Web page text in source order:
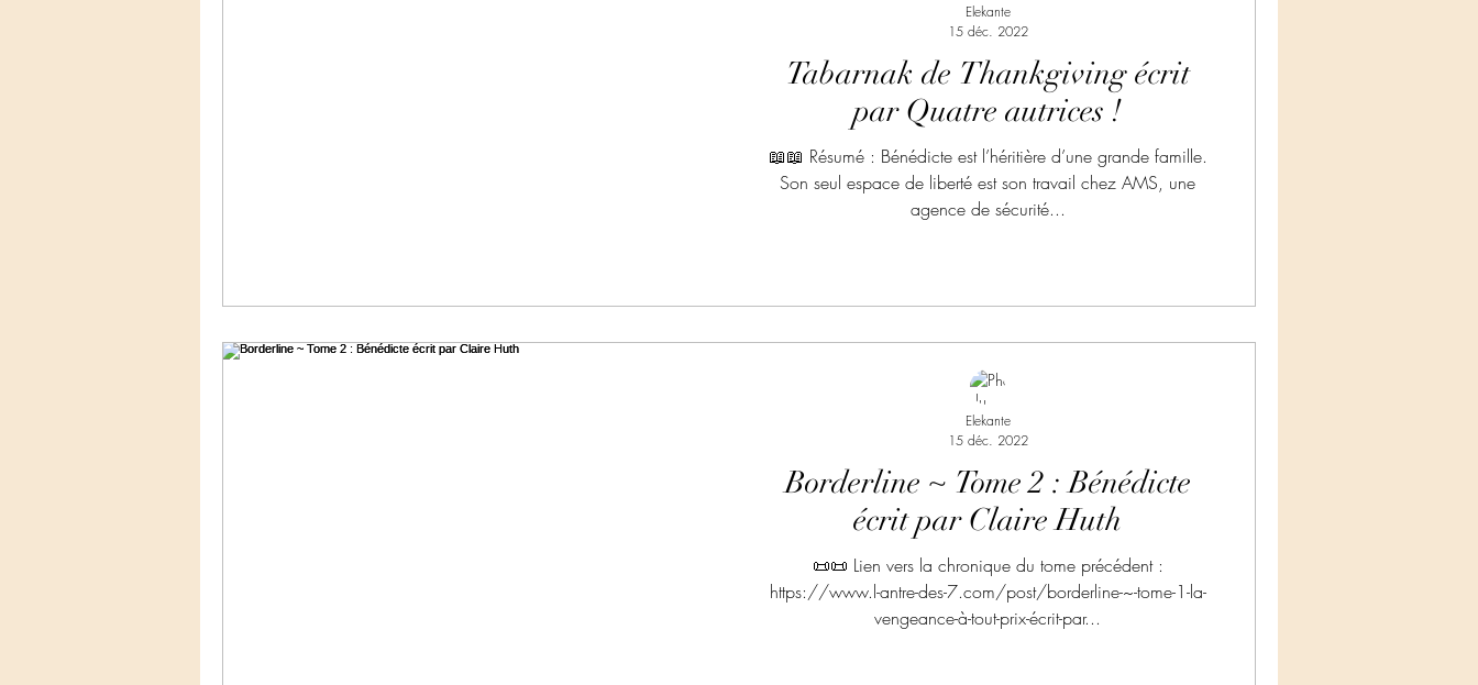
Tabarnak de Thankgiving écrit
par Quatre autrices !
📖📖 Résumé : Bénédicte est l’héritière d’une grande famille.
Son seul espace de liberté est son travail chez AMS, une
agence de sécurité...
Elekante
15 déc. 2022
Borderline ~ Tome 2 : Bénédicte
écrit par Claire Huth
📜📜 Lien vers la chronique du tome précédent :
https://www.l-antre-des-7.com/post/borderline-~-tome-1-la-
vengeance-à-tout-prix-écrit-par...
Elekante
15 déc. 2022